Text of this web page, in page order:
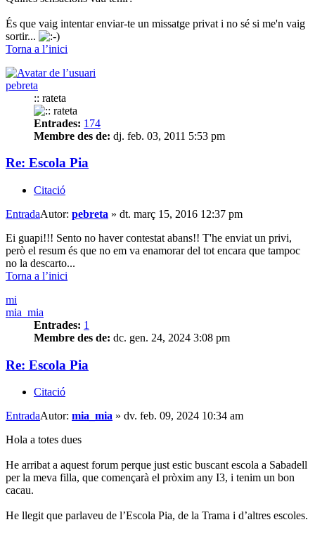
És que vaig intentar enviar-te un missatge privat i no sé si me'n vaig
sortir...
Torna a l’inici
pebreta
:: rateta
Entrades: 174
Membre des de: dj. feb. 03, 2011 5:53 pm
Re: Escola Pia
Citació
EntradaAutor: pebreta » dt. març 15, 2016 12:37 pm
Ei guapi!!! Sento no haver contestat abans!! T'he enviat un privi,
però el resum és que no em va enamorar del tot encara que tampoc
no la descarto...
Torna a l’inici
mi
mia_mia
Entrades: 1
Membre des de: dc. gen. 24, 2024 3:08 pm
Re: Escola Pia
Citació
EntradaAutor: mia_mia » dv. feb. 09, 2024 10:34 am
Hola a totes dues
He arribat a aquest forum perque just estic buscant escola a Sabadell
per la meva filla, que començarà el pròxim any I3, i tenim un bon
cacau.
He llegit que parlaveu de l’Escola Pia, de la Trama i d’altres escoles.